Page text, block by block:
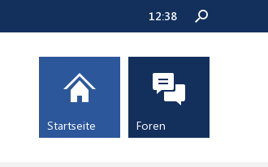
12:38
Startseite Foren